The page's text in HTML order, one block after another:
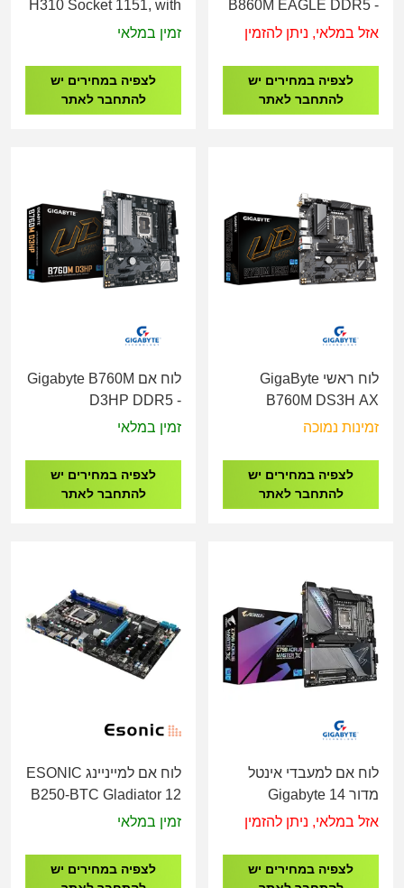
B860M EAGLE DDR5 -
Socket 1851
אזל במלאי, ניתן להזמין
לצפיה במחירים יש
להתחבר לאתר
H310 Socket 1151, with
4 PCI and 2 ISA
זמין במלאי
לצפיה במחירים יש
להתחבר לאתר
לוח ראשי GigaByte
B760M DS3H AX
DDR5 - Socket 1700
זמינות נמוכה
לצפיה במחירים יש
להתחבר לאתר
לוח אם Gigabyte B760M
D3HP DDR5 -
LGA1700
זמין במלאי
לצפיה במחירים יש
להתחבר לאתר
לוח אם למעבדי אינטל
מדור 14 Gigabyte
Gigabyte Z790 AORUS
אזל במלאי, ניתן להזמין
לצפיה במחירים יש
לוח אם למייניינג ESONIC
B250-BTC Gladiator 12
PCI-E
זמין במלאי
לצפיה במחירים יש